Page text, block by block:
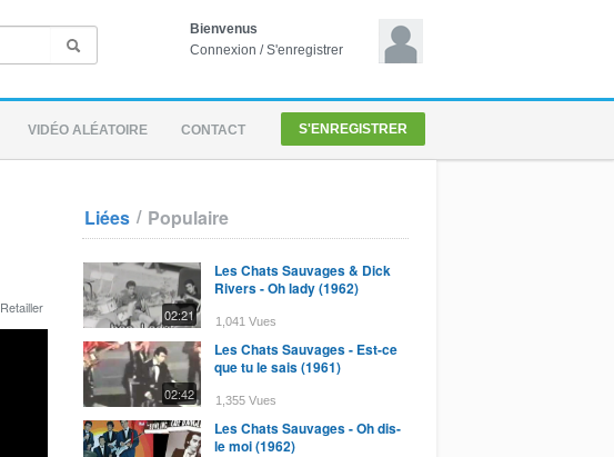
Bienvenus
Connexion /S'enregistrer
VIDÉO ALÉATOIRE CONTACT S'ENREGISTRER
Retailler
Liées / Populaire
02:21
Les Chats Sauvages & Dick
Rivers - Oh lady (1962)
1,041 Vues
02:42
Les Chats Sauvages - Est-ce
que tu le sais (1961)
1,355 Vues
Les Chats Sauvages - Oh dis-
le moi (1962)